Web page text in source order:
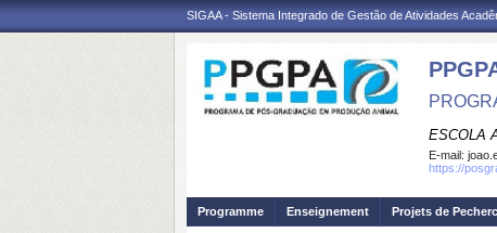
SIGAA - Sistema Integrado de Gestão de Atividades
ESCOLA
E-mail:
https://
Programme Enseignement Projets de